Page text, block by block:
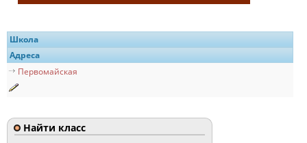
Школа
Адреса
Первомайская
Найти класс